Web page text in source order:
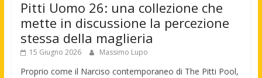
Pitti Uomo 26: una collezione che
mette in discussione la percezione
stessa della maglieria
15 Giugno 2026 Massimo Lupo
Proprio come il Narciso contemporaneo di The Pitti Pool,